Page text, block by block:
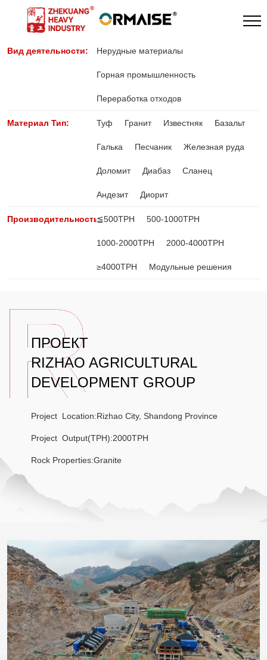
Вид деятельности: Нерудные материалы
Горная промышленность
Переработка отходов
Материал Тип: Туф Гранит Известняк Базальт
Галька Песчаник Железная руда
Доломит Диабаз Сланец
Андезит Диорит
Производительность:≦500TPH 500-1000TPH
1000-2000TPH 2000-4000TPH
≥4000TPH Модульные решения
ПРОЕКТ
RIZHAO AGRICULTURAL
DEVELOPMENT GROUP
Project Location:Rizhao City, Shandong Province
Project Output(TPH):2000TPH
Rock Properties:Granite